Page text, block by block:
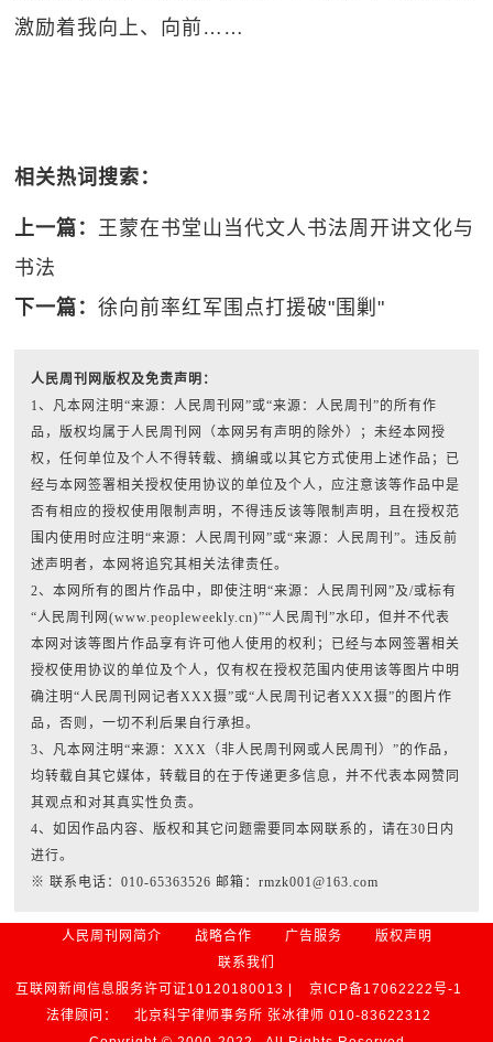
激励着我向上、向前……
相关热词搜索：
上一篇： 王蒙在书堂山当代文人书法周开讲文化与
书法
下一篇：徐向前率红军围点打援破"围剿"
人民周刊网版权及免责声明：
1、凡本网注明“来源：人民周刊网”或“来源：人民周刊”的所有作
品，版权均属于人民周刊网（本网另有声明的除外）；未经本网授
权，任何单位及个人不得转载、摘编或以其它方式使用上述作品；已
经与本网签署相关授权使用协议的单位及个人，应注意该等作品中是
否有相应的授权使用限制声明，不得违反该等限制声明，且在授权范
围内使用时应注明“来源：人民周刊网”或“来源：人民周刊”。违反前
述声明者，本网将追究其相关法律责任。
2、本网所有的图片作品中，即使注明“来源：人民周刊网”及/或标有
“人民周刊网(www.peopleweekly.cn)”“人民周刊”水印，但并不代表
本网对该等图片作品享有许可他人使用的权利；已经与本网签署相关
授权使用协议的单位及个人，仅有权在授权范围内使用该等图片中明
确注明“人民周刊网记者XXX摄”或“人民周刊记者XXX摄”的图片作
品，否则，一切不利后果自行承担。
3、凡本网注明“来源：XXX（非人民周刊网或人民周刊）”的作品，
均转载自其它媒体，转载目的在于传递更多信息，并不代表本网赞同
其观点和对其真实性负责。
4、如因作品内容、版权和其它问题需要同本网联系的，请在30日内
进行。
※ 联系电话：010-65363526 邮箱：rmzk001@163.com
人民周刊网简介 战略合作 广告服务
版权声明
联系我们
互联网新闻信息服务许可证10120180013 |
京ICP备17062222号-1
法律顾问：
北京科宇律师事务所 张冰律师 010-83622312